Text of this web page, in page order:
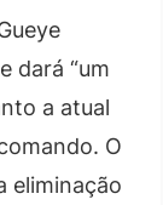
dará “um
a atual
O
eliminação